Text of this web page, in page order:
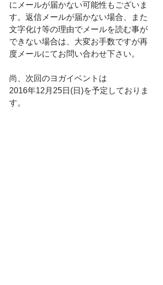
にメールが届かない可能性もございま
す。返信メールが届かない場合、また
文字化け等の理由でメールを読む事が
できない場合は、大変お手数ですが再
度メールにてお問い合わせ下さい。
尚、次回のヨガイベントは
2016年12月25日(日)を予定しておりま
す。